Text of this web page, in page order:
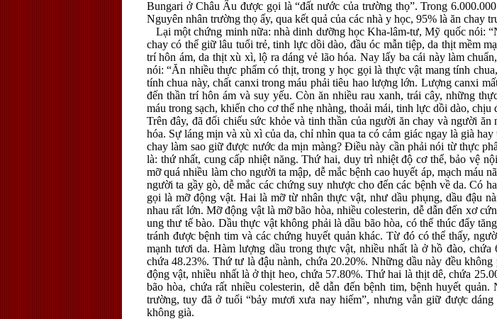
Bungari ở Châu Âu được gọi là “đất nước của trường thọ”. Trong
Nguyên nhân trường thọ ấy, qua kết quả của các nhà y học, 95% là ăn chay
Lại một chứng minh nữa: nhà dinh dưỡng học Kha-lâm-tư, Mỹ quốc nói:
chay có thể giữ lâu tuổi trẻ, tinh lực dồi dào, đầu óc mẫn tiệp, da thịt mềm
trí hôn ám, da thịt xù xì, lộ ra dáng vẻ lão hóa. Nay lấy ba cái này làm
nói: “Ăn nhiều thực phẩm có thịt, trong y học gọi là thực vật mang tính
tính chua này, chất canxi trong máu phải tiêu hao lượng lớn. Lượng canxi
đến thần trí hôn ám và suy yếu. Còn ăn nhiều rau xanh, trái cây, những
máu trong sạch, khiến cho cơ thể nhẹ nhàng, thoải mái, tinh lực dồi dào,
Trên đây, đã đối chiếu sức khỏe và tinh thần của người ăn chay và người
hóa. Sự láng mịn và xù xì của da, chỉ nhìn qua ta có cảm giác ngay là già
chay làm sao giữ được nước da mịn màng? Điều này cần phải nói từ thực
là: thứ nhất, cung cấp nhiệt năng. Thứ hai, duy trì nhiệt độ cơ thể, bảo vệ
mỡ quá nhiều làm cho người ta mập, dễ mắc bệnh cao huyết áp, mạch
người ta gầy gò, dễ mắc các chứng suy nhược cho đến các bệnh về da. Có
gọi là mỡ động vật. Hai là mỡ từ nhân thực vật, như dầu phụng, dầu đậu
nhau rất lớn. Mỡ động vật là mỡ bão hòa, nhiều colesterin, dễ dẫn đến xơ
ung thư tế bào. Dầu thực vật không phải là dầu bão hòa, có thể thúc đẩy
tránh được bệnh tim và các chứng huyết quản khác. Từ đó có thể thấy,
mạnh tươi da. Hàm lượng dầu trong thực vật, nhiều nhất là ở hồ đào,
chứa 48.23%. Thứ tư là đậu nành, chứa 20.20%. Những dầu này đều
động vật, nhiều nhất là ở thịt heo, chứa 57.80%. Thứ hai là thịt dê, chứa
bão hòa, chứa rất nhiều colesterin, dễ dẫn đến bệnh tim, bệnh huyết
trường, tuy đã ở tuổi “bảy mươi xưa nay hiếm”, nhưng vẫn giữ được
không già.